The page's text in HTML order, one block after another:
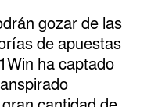
gozar de las
de apuestas
ha captado